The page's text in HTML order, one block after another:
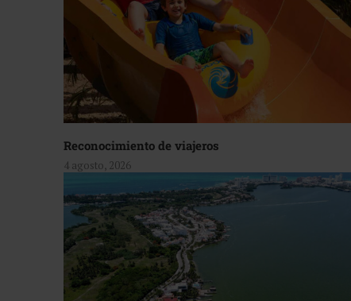
Reconocimiento de viajeros
4 agosto, 2026